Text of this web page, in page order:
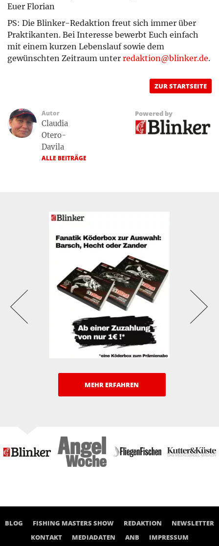
Euer Florian
PS: Die Blinker-Redaktion freut sich immer über
Praktikanten. Bei Interesse bewerbt Euch einfach
mit einem kurzen Lebenslauf sowie dem
gewünschten Zeitraum unter redaktion@blinker.de.
ZUR STARTSEITE
Autor
Claudia
Otero-
Davila
ALLE BEITRÄGE
Powered by
MEHR ERFAHREN
BLOG FISHING MASTERS SHOW REDAKTION
NEWSLETTER
KONTAKT
MEDIADATEN ANB IMPRESSUM